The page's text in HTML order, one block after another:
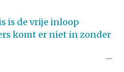
is de vrije inloop
komt er niet in zonder